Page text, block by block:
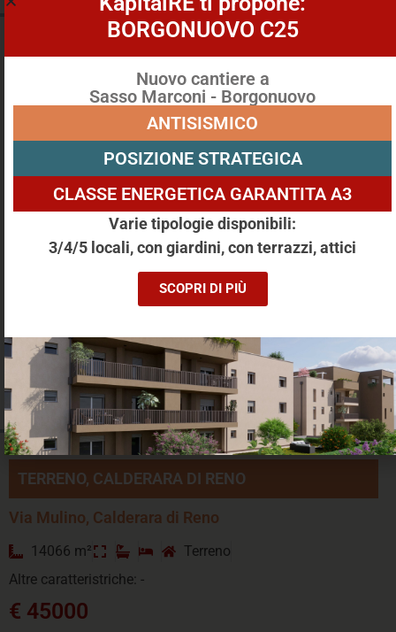
BOX, ZONA MURRI - MAZZINI BOLOGNA
Via Marcello Oretti, 4, Bologna
Altre caratteristriche: -
€ 5000
TERRENO, CALDERARA DI RENO
Via Mulino, Calderara di Reno
14066 m²
Terreno
Altre caratteristriche: -
€ 45000
BORGONUOVO C25
Nuovo cantiere a
Sasso Marconi - Borgonuovo
ANTISISMICO
POSIZIONE STRATEGICA
CLASSE ENERGETICA GARANTITA A3
Varie tipologie disponibili:
3/4/5 locali, con giardini, con terrazzi, attici
SCOPRI DI PIÙ